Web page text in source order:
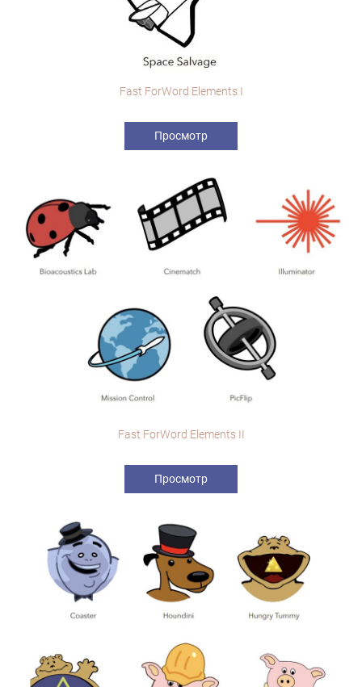
Fast ForWord Elements I
Просмотр
Fast ForWord Elements II
Просмотр